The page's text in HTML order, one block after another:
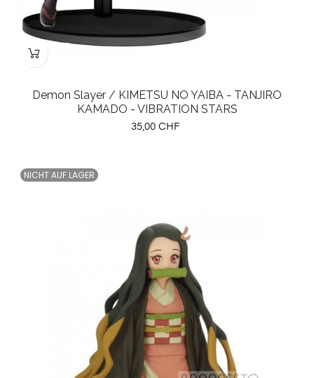
Demon Slayer / KIMETSU NO YAIBA - TANJIRO
KAMADO - VIBRATION STARS
Preis
35,00 CHF
NICHT AUF LAGER